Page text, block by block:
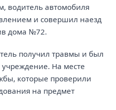
водитель автомобиля
и совершил наезд
дома №72.
получил травмы и был
На месте
которые проверили
на предмет